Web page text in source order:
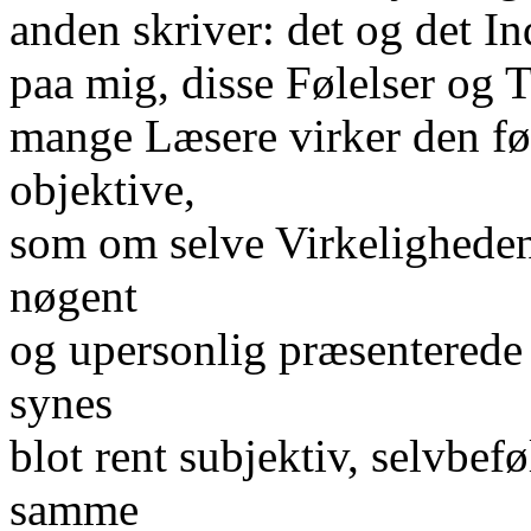
anden skriver: det og det
paa mig, disse Følelser og
mange Læsere virker den
objektive,
som om selve
nøgent
og upersonlig
synes
blot rent subjektiv,
samme